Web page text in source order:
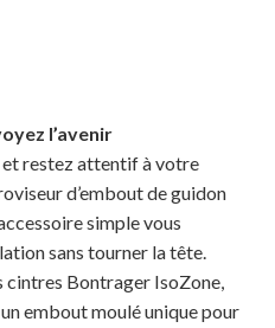
l’avenir
restez attentif à votre
d’embout de guidon
simple vous
sans tourner la tête.
cintres Bontrager IsoZone,
embout moulé unique pour